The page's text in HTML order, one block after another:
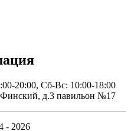
20:00, Сб-Вс: 10:00-18:00
д.3 павильон №17
- 2026